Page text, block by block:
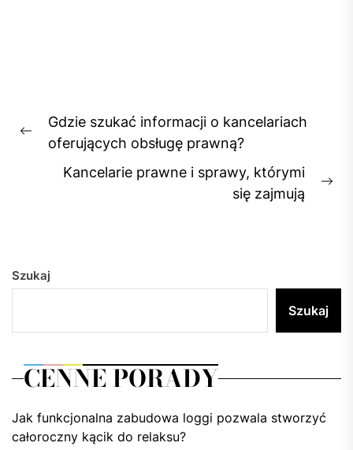
Nawigacja
wpisu
Previous
Gdzie szukać informacji o kancelariach
oferujących obsługę prawną?
Kancelarie prawne i sprawy, którymi
się zajmują
Szukaj
Szukaj
CENNE PORADY
Jak funkcjonalna zabudowa loggi pozwala stworzyć
całoroczny kącik do relaksu?